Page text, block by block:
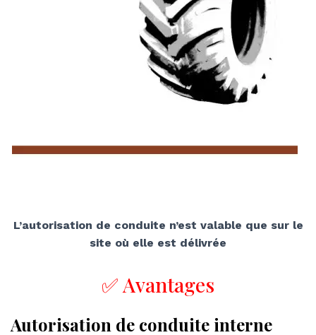
L’autorisation de conduite n’est valable que sur le
site où elle est délivrée
✅ Avantages
Autorisation de conduite interne